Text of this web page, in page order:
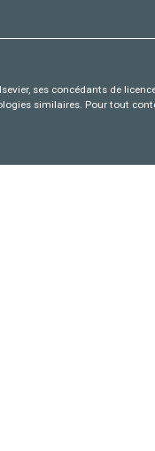
ses concédants de
similaires. Pour tout